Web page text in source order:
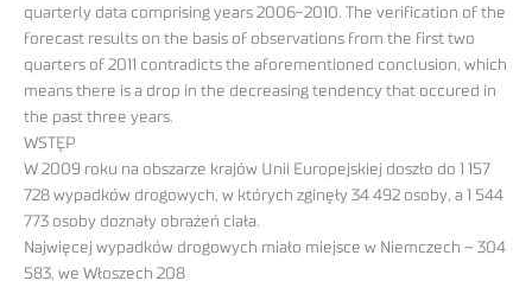
quarterly data comprising years 2006-2010. The verification of the
forecast results on the basis of observations from the first two
quarters of 2011 contradicts the aforementioned conclusion, which
means there is a drop in the decreasing tendency that occured in
the past three years.
WSTĘP
W 2009 roku na obszarze krajów Unii Europejskiej doszło do 1 157
728 wypadków drogowych, w których zginęły 34 492 osoby, a 1 544
773 osoby doznały obrażeń ciała.
Najwięcej wypadków drogowych miało miejsce w Niemczech – 304
583, we Włoszech 208